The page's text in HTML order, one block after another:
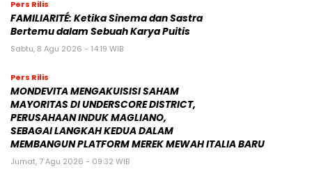
Pers Rilis
FAMILIARITÉ: Ketika Sinema dan Sastra
Bertemu dalam Sebuah Karya Puitis
Sabtu, 8 Agu 2026 - 14:19 WIB
Pers Rilis
MONDEVITA MENGAKUISISI SAHAM
MAYORITAS DI UNDERSCORE DISTRICT,
PERUSAHAAN INDUK MAGLIANO,
SEBAGAI LANGKAH KEDUA DALAM
MEMBANGUN PLATFORM MEREK MEWAH ITALIA BARU
Jumat, 7 Agu 2026 - 09:32 WIB